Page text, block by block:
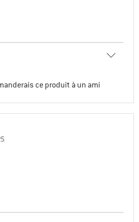
ce produit à un ami